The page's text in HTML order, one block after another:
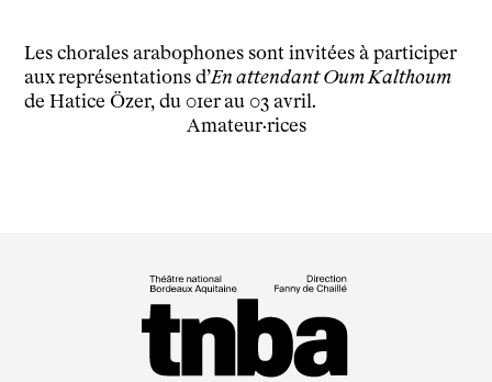
Amateur·rices
Les chorales arabophones sont invitées à participer
aux représentations d’En attendant Oum Kalthoum
de Hatice Özer, du 01erau 03 avril.